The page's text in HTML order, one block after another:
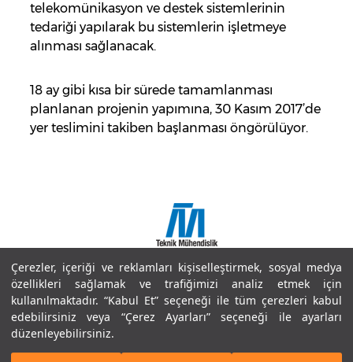
Çerezler, içeriği ve reklamları kişiselleştirmek, sosyal medya
özellikleri sağlamak ve trafiğimizi analiz etmek için
kullanılmaktadır. “Kabul Et” seçeneği ile tüm çerezleri kabul
edebilirsiniz veya “Çerez Ayarları” seçeneği ile ayarları
düzenleyebilirsiniz.
telekomünikasyon ve destek sistemlerinin
tedariği yapılarak bu sistemlerin işletmeye
alınması sağlanacak.
18 ay gibi kısa bir sürede tamamlanması
planlanan projenin yapımına, 30 Kasım 2017’de
yer teslimini takiben başlanması öngörülüyor.
Copyright © 2018 Doğuş İnşaat ve Tic. A.Ş.
Site Haritası
Bilgi Toplumu Hizmetleri
Kullanım Koşulları ve Gizlilik